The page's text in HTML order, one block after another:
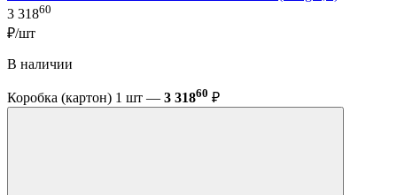
3 31860
₽/шт
В наличии
Коробка (картон) 1 шт — 3 31860 ₽